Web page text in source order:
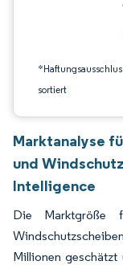
sortiert
Marktanalyse
und
Intelligence
Die Marktgröße
Millionen